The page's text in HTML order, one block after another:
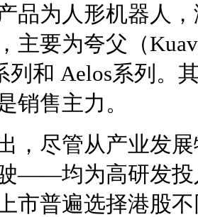
品为人形机器人
主要为夸父（
列和 Aelos系列。
销售主力。
，尽管从产业发
——均为高研发投
市普遍选择港股